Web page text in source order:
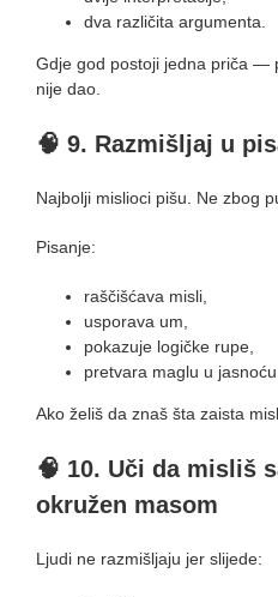
dva različita argumenta.
Gdje god postoji jedna priča —
nije dao.
🧠 9. Razmišljaj u
Najbolji mislioci pišu. Ne zbog
Pisanje:
raščišćava misli,
usporava um,
pokazuje logičke rupe,
pretvara maglu u jasnoću.
Ako želiš da znaš šta zaista
🧠 10. Uči da misliš
okružen masom
Ljudi ne razmišljaju jer slijede: